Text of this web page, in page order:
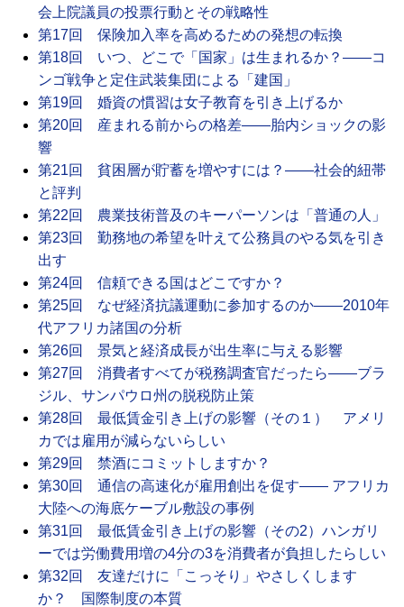
会上院議員の投票行動とその戦略性
第17回 保険加入率を高めるための発想の転換
第18回 いつ、どこで「国家」は生まれるか？――コ
ンゴ戦争と定住武装集団による「建国」
第19回 婚資の慣習は女子教育を引き上げるか
第20回 産まれる前からの格差――胎内ショックの影
響
第21回 貧困層が貯蓄を増やすには？――社会的紐帯
と評判
第22回 農業技術普及のキーパーソンは「普通の人」
第23回 勤務地の希望を叶えて公務員のやる気を引き
出す
第24回 信頼できる国はどこですか？
第25回 なぜ経済抗議運動に参加するのか――2010年
代アフリカ諸国の分析
第26回 景気と経済成長が出生率に与える影響
第27回 消費者すべてが税務調査官だったら――ブラ
ジル、サンパウロ州の脱税防止策
第28回 最低賃金引き上げの影響（その１） アメリ
カでは雇用が減らないらしい
第29回 禁酒にコミットしますか？
第30回 通信の高速化が雇用創出を促す―― アフリカ
大陸への海底ケーブル敷設の事例
第31回 最低賃金引き上げの影響（その2）ハンガリ
ーでは労働費用増の4分の3を消費者が負担したらしい
第32回 友達だけに「こっそり」やさしくします
か？ 国際制度の本質